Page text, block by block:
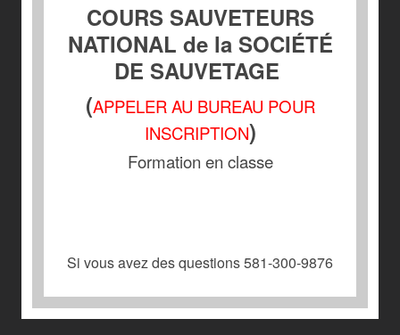
COURS SAUVETEURS
NATIONAL de la SOCIÉTÉ
DE SAUVETAGE
(APPELER AU BUREAU POUR
INSCRIPTION)
Formation en classe
Si vous avez des questions 581-300-9876